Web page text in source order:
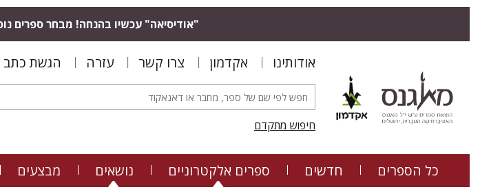
"אודיסיאה" עכשיו בהנחה! מבחר ספרים
אודותינו אקדמון צרו קשר עזרה הגשת כתב
חיפוש מתקדם
כל הספרים חדשים ספרים אלקטרוניים נושאים מבצעים